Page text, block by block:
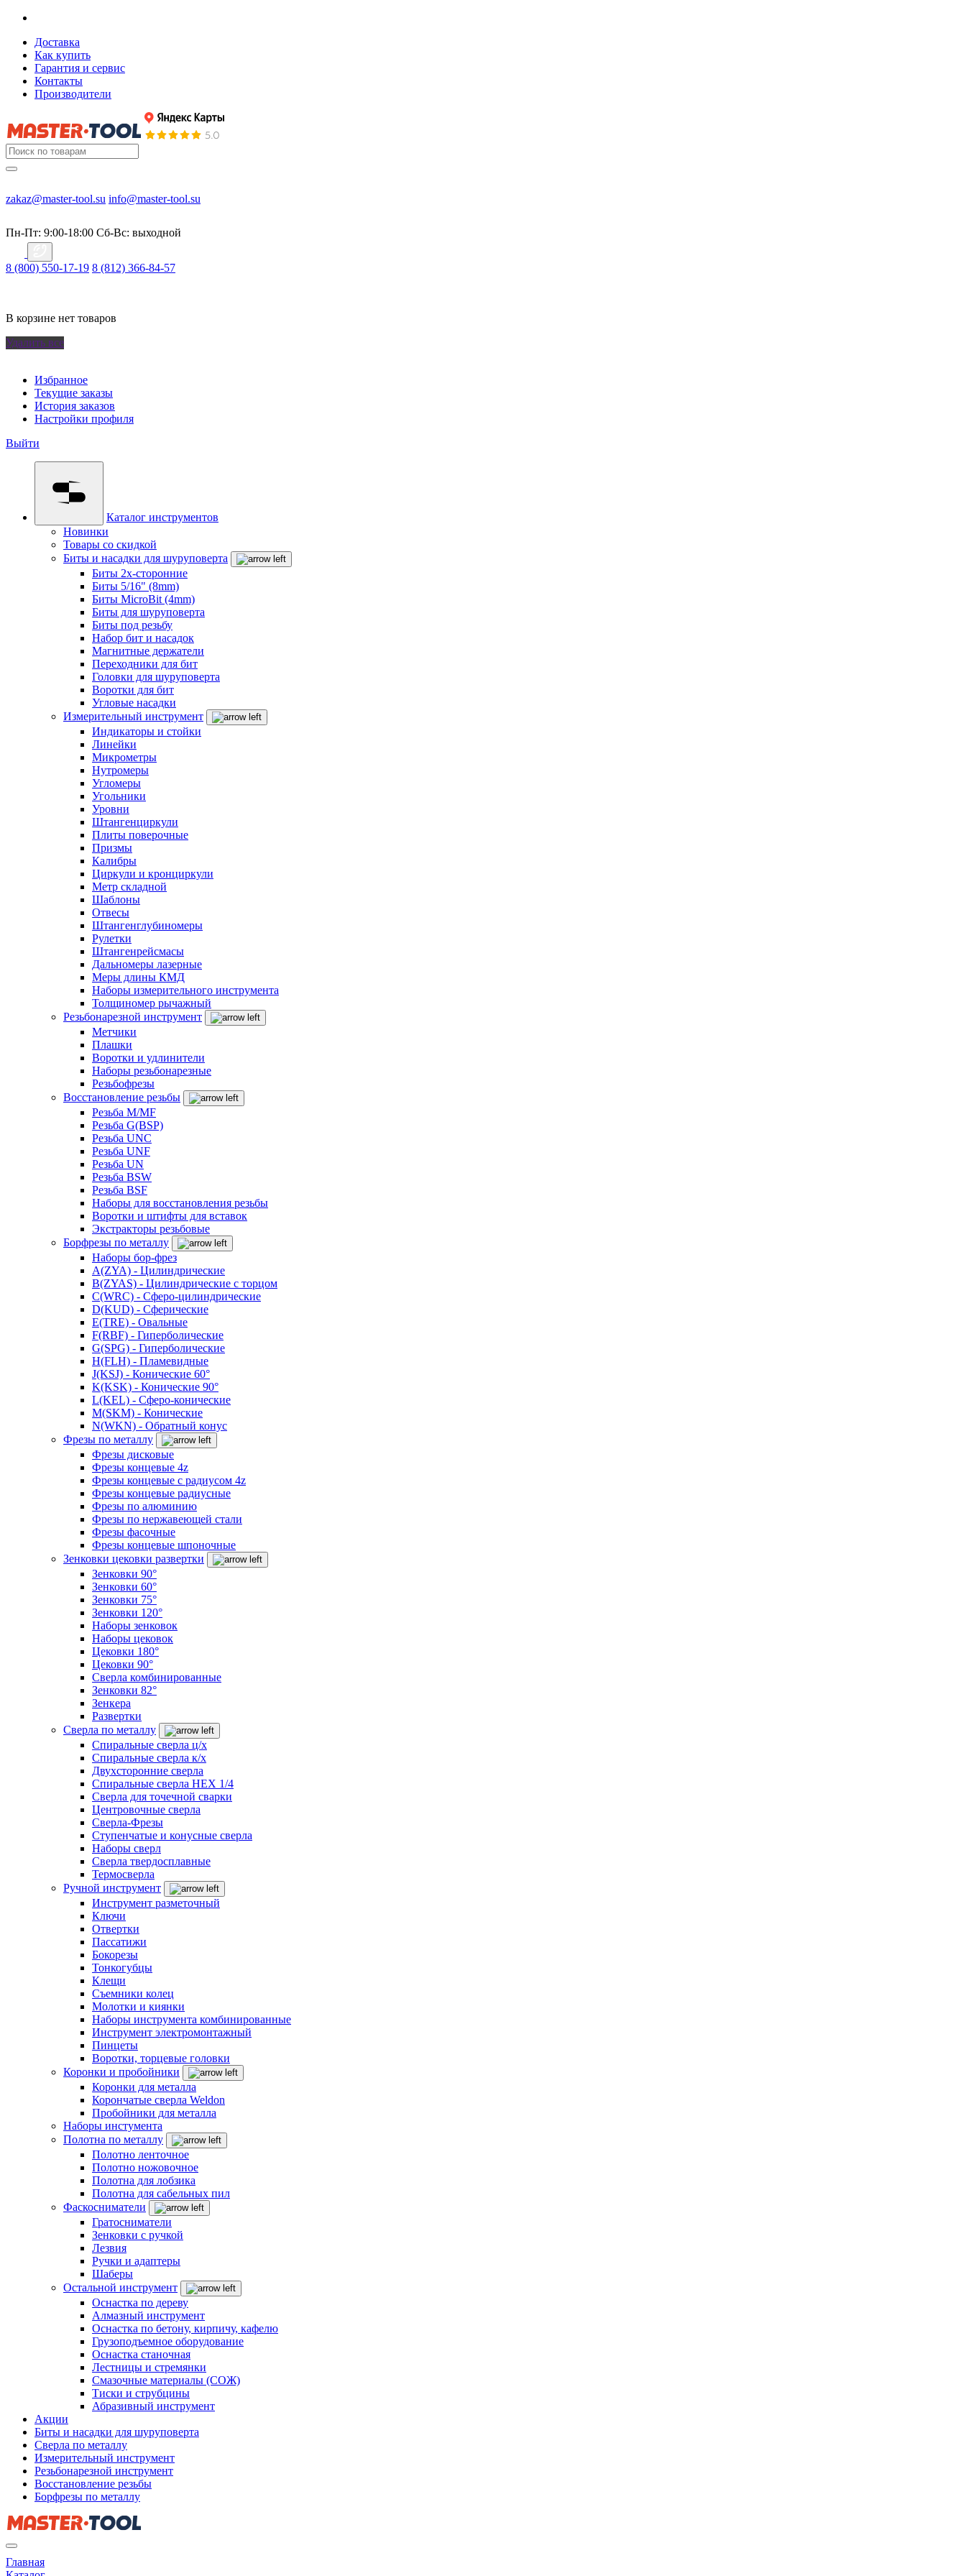
Доставка
Как купить
Гарантия и сервис
Контакты
Производители
zakaz@master-tool.su info@master-tool.su
Пн-Пт: 9:00-18:00 Cб-Вс: выходной
8 (800) 550-17-19 8 (812) 366-84-57
В корзине нет товаров
Удалить все
Избранное
Текущие заказы
История заказов
Настройки профиля
Выйти
Каталог инструментов
Новинки
Товары со скидкой
Биты и насадки для шуруповерта
Биты 2х-сторонние
Биты 5/16" (8mm)
Биты MicroBit (4mm)
Биты для шуруповерта
Биты под резьбу
Набор бит и насадок
Магнитные держатели
Переходники для бит
Головки для шуруповерта
Воротки для бит
Угловые насадки
Измерительный инструмент
Индикаторы и стойки
Линейки
Микрометры
Нутромеры
Угломеры
Угольники
Уровни
Штангенциркули
Плиты поверочные
Призмы
Калибры
Циркули и кронциркули
Метр складной
Шаблоны
Отвесы
Штангенглубиномеры
Рулетки
Штангенрейсмасы
Дальномеры лазерные
Меры длины КМД
Наборы измерительного инструмента
Толщиномер рычажный
Резьбонарезной инструмент
Метчики
Плашки
Воротки и удлинители
Наборы резьбонарезные
Резьбофрезы
Восстановление резьбы
Резьба M/MF
Резьба G(BSP)
Резьба UNC
Резьба UNF
Резьба UN
Резьба BSW
Резьба BSF
Наборы для восстановления резьбы
Воротки и штифты для вставок
Экстракторы резьбовые
Борфрезы по металлу
Наборы бор-фрез
A(ZYA) - Цилиндрические
B(ZYAS) - Цилиндрические с торцом
C(WRC) - Сферо-цилиндрические
D(KUD) - Сферические
E(TRE) - Овальные
F(RBF) - Гиперболические
G(SPG) - Гиперболические
H(FLH) - Пламевидные
J(KSJ) - Конические 60°
K(KSK) - Конические 90°
L(KEL) - Сферо-конические
M(SKM) - Конические
N(WKN) - Обратный конус
Фрезы по металлу
Фрезы дисковые
Фрезы концевые 4z
Фрезы концевые с радиусом 4z
Фрезы концевые радиусные
Фрезы по алюминию
Фрезы по нержавеющей стали
Фрезы фасочные
Фрезы концевые шпоночные
Зенковки цековки развертки
Зенковки 90°
Зенковки 60°
Зенковки 75°
Зенковки 120°
Наборы зенковок
Наборы цековок
Цековки 180°
Цековки 90°
Сверла комбинированные
Зенковки 82°
Зенкера
Развертки
Сверла по металлу
Спиральные сверла ц/х
Спиральные сверла к/х
Двухсторонние сверла
Спиральные сверла HEX 1/4
Сверла для точечной сварки
Центровочные сверла
Сверла-Фрезы
Ступенчатые и конусные сверла
Наборы сверл
Сверла твердосплавные
Термосверла
Ручной инструмент
Инструмент разметочный
Ключи
Отвертки
Пассатижи
Бокорезы
Тонкогубцы
Клещи
Съемники колец
Молотки и киянки
Наборы инструмента комбинированные
Инструмент электромонтажный
Пинцеты
Воротки, торцевые головки
Коронки и пробойники
Коронки для металла
Корончатые сверла Weldon
Пробойники для металла
Наборы инстумента
Полотна по металлу
Полотно ленточное
Полотно ножовочное
Полотна для лобзика
Полотна для сабельных пил
Фаскосниматели
Гратосниматели
Зенковки с ручкой
Лезвия
Ручки и адаптеры
Шаберы
Остальной инструмент
Оснастка по дереву
Алмазный инструмент
Оснастка по бетону, кирпичу, кафелю
Грузоподъемное оборудование
Оснастка станочная
Лестницы и стремянки
Смазочные материалы (СОЖ)
Тиски и струбцины
Абразивный инструмент
Акции
Биты и насадки для шуруповерта
Сверла по металлу
Измерительный инструмент
Резьбонарезной инструмент
Восстановление резьбы
Борфрезы по металлу
Главная